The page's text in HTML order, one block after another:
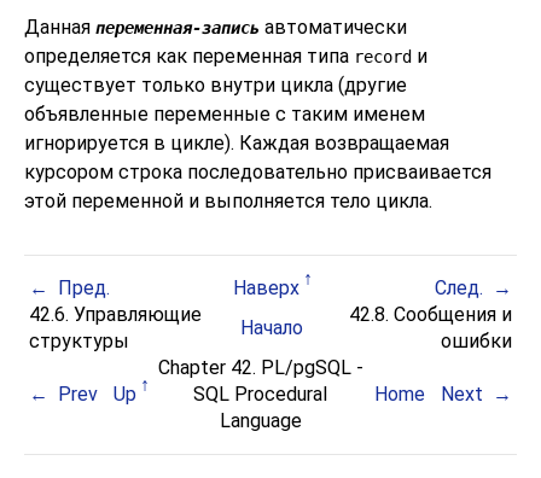
Данная переменная-запись автоматически
определяется как переменная типа record и
существует только внутри цикла (другие
объявленные переменные с таким именем
игнорируется в цикле). Каждая возвращаемая
курсором строка последовательно присваивается
этой переменной и выполняется тело цикла.
Пред. Наверх
След.
42.6. Управляющие
структуры
Начало
42.8. Сообщения и
ошибки
Prev Up
Chapter 42. PL/pgSQL-
SQL Procedural
Language
Home Next